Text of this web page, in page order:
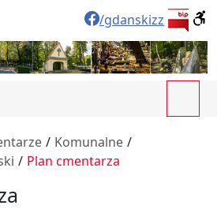
/gdanskizz
/ Komunalne /
/ Plan cmentarza